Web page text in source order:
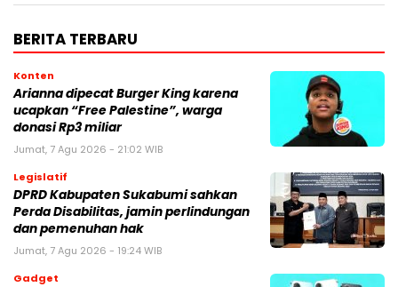
BERITA TERBARU
Konten
Arianna dipecat Burger King karena
ucapkan “Free Palestine”, warga
donasi Rp3 miliar
Jumat, 7 Agu 2026 - 21:02 WIB
Legislatif
DPRD Kabupaten Sukabumi sahkan
Perda Disabilitas, jamin perlindungan
dan pemenuhan hak
Jumat, 7 Agu 2026 - 19:24 WIB
Gadget